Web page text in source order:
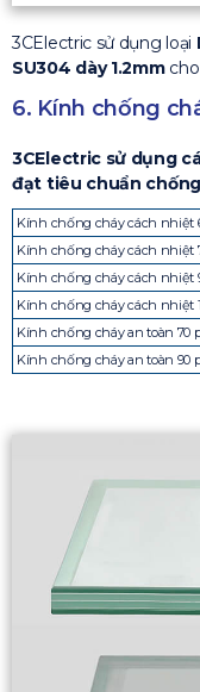
3CElectric sử dụng loại
SU304 dày 1.2mmcho
6. Kính chống
3CElectric sử dụng
đạt tiêu chuẩn
Kính chống cháy cách nhiệt
Kính chống cháy cách nhiệt
Kính chống cháy cách nhiệt
Kính chống cháy cách nhiệt
Kính chống cháy an toàn 70
Kính chống cháy an toàn 90